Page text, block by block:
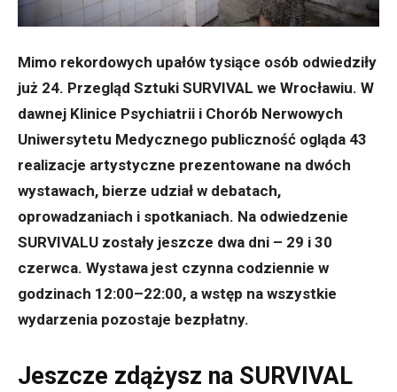
Mimo rekordowych upałów tysiące osób odwiedziły
już 24. Przegląd Sztuki SURVIVAL we Wrocławiu. W
dawnej Klinice Psychiatrii i Chorób Nerwowych
Uniwersytetu Medycznego publiczność ogląda 43
realizacje artystyczne prezentowane na dwóch
wystawach, bierze udział w debatach,
oprowadzaniach i spotkaniach. Na odwiedzenie
SURVIVALU zostały jeszcze dwa dni – 29 i 30
czerwca. Wystawa jest czynna codziennie w
godzinach 12:00–22:00, a wstęp na wszystkie
wydarzenia pozostaje bezpłatny.
Jeszcze zdążysz na SURVIVAL